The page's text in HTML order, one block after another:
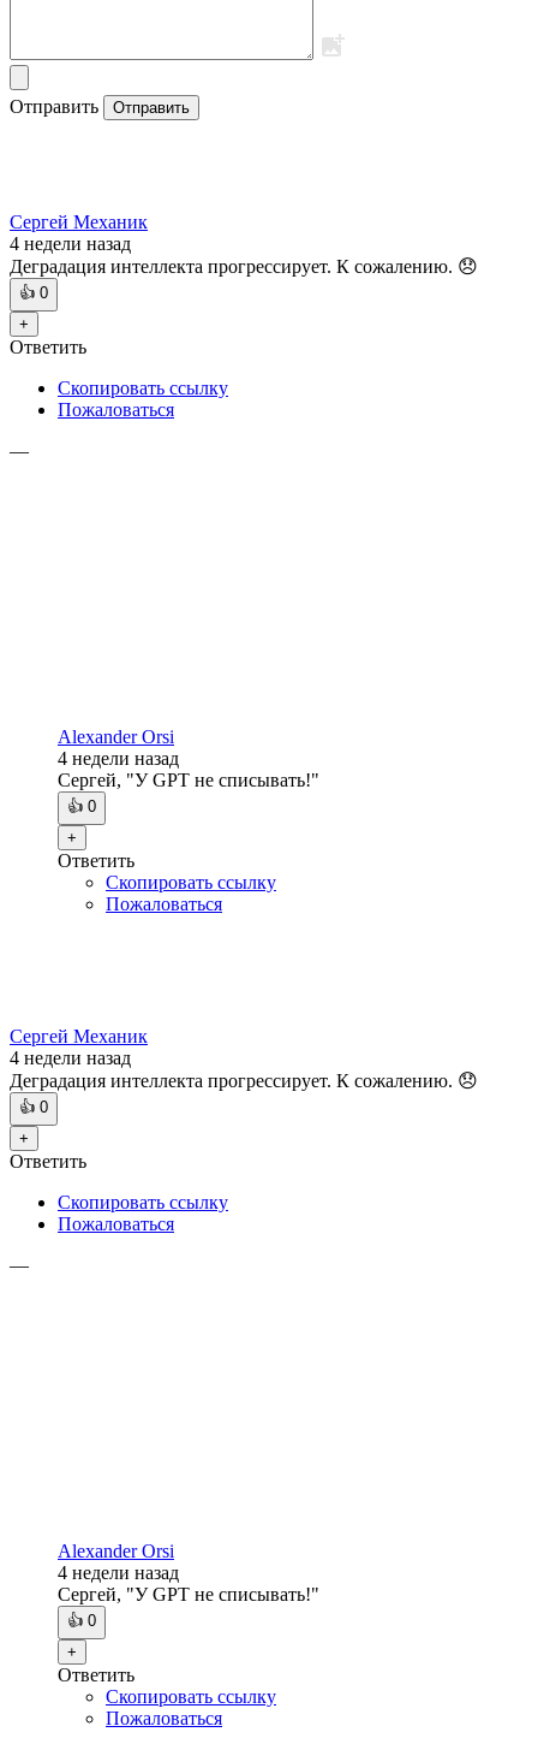
Отправить Отправить
Сергей Механик
4 недели назад
Деградация интеллекта прогрессирует. К сожалению. 😞
👍 0
+
Ответить
Скопировать ссылку
Пожаловаться
—
Alexander Orsi
4 недели назад
Сергей, "У GPT не списывать!"
👍 0
+
Ответить
Скопировать ссылку
Пожаловаться
Сергей Механик
4 недели назад
Деградация интеллекта прогрессирует. К сожалению. 😞
👍 0
+
Ответить
Скопировать ссылку
Пожаловаться
—
Alexander Orsi
4 недели назад
Сергей, "У GPT не списывать!"
👍 0
+
Ответить
Скопировать ссылку
Пожаловаться